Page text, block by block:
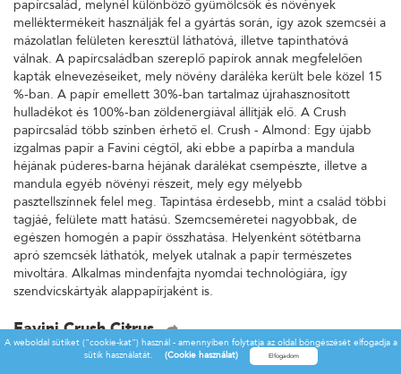
papírcsalád, melynél különböző gyümölcsök és növények
melléktermékeit használják fel a gyártás során, így azok szemcséi a
mázolatlan felületen keresztül láthatóvá, illetve tapinthatóvá
válnak. A papírcsaládban szereplő papírok annak megfelelően
kapták elnevezéseiket, mely növény daráléka került bele közel 15
%-ban. A papír emellett 30%-ban tartalmaz újrahasznosított
hulladékot és 100%-ban zöldenergiával állítják elő. A Crush
papírcsalád több színben érhető el. Crush - Almond: Egy újabb
izgalmas papír a Favini cégtől, aki ebbe a papírba a mandula
héjának púderes-barna héjának darálékat csempészte, illetve a
mandula egyéb növényi részeit, mely egy mélyebb
pasztellszínnek felel meg. Tapintása érdesebb, mint a család többi
tagjáé, felülete matt hatású. Szemcseméretei nagyobbak, de
egészen homogén a papír összhatása. Helyenként sötétbarna
apró szemcsék láthatók, melyek utalnak a papír természetes
mivoltára. Alkalmas mindenfajta nyomdai technológiára, így
szendvicskártyák alappapírjaként is.
Favini Crush Citrus
Favini Crush - 250g/350g A Crush egy környezetbarát
papírcsalád, melynél különböző gyümölcsök és növények
A weboldal sütiket ("cookie-kat") használ - amennyiben folytatja az oldal böngészését elfogadja a
sütik használatát.
(Cookie használat)